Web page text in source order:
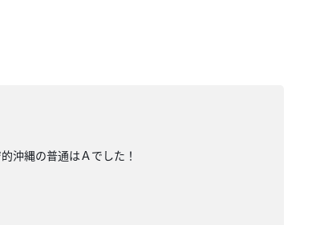
沖縄の普通はＡでした！